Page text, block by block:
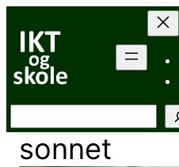
innhold
sonnet